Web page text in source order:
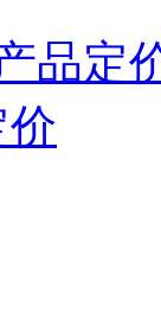
品定